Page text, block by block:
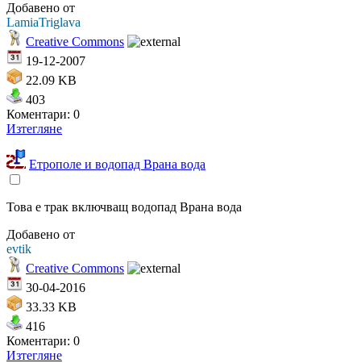
Добавено от
LamiaTriglava
Creative Commons
19-12-2007
22.09 KB
403
Коментари: 0
Изтегляне
Етрополе и водопад Врана вода
Това е трак включващ водопад Врана вода
Добавено от
evtik
Creative Commons
30-04-2016
33.33 KB
416
Коментари: 0
Изтегляне